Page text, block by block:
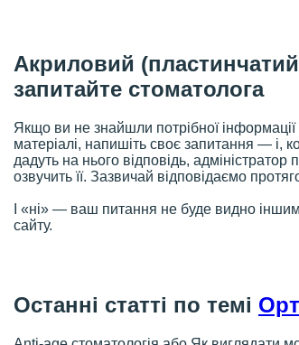
Акриловий
запитайте стоматолога
Якщо ви не знайшли потрібної
матеріалі, напишіть своє запитання — і,
дадуть на нього відповідь, адміністратор
озвучить її. Зазвичай відповідаємо
І «ні» — ваш питання не буде видно
сайту.
Останні статті по темі